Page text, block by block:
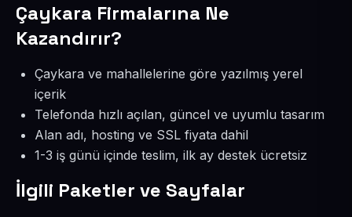
Çaykara Firmalarına Ne
Kazandırır?
Çaykara ve mahallelerine göre yazılmış yerel
içerik
Telefonda hızlı açılan, güncel ve uyumlu tasarım
Alan adı, hosting ve SSL fiyata dahil
1-3 iş günü içinde teslim, ilk ay destek ücretsiz
İlgili Paketler ve Sayfalar